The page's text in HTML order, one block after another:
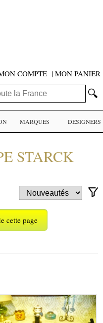
COMPTE | MON PANIER
🔍
MARQUES DESIGNERS
STARCK
cette page